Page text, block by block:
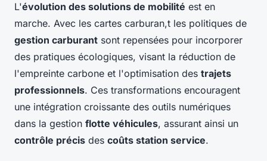
L'évolution des solutions de mobilité est en
marche. Avec les cartes carburan,t les politiques de
gestion carburant sont repensées pour incorporer
des pratiques écologiques, visant la réduction de
l'empreinte carbone et l'optimisation des trajets
professionnels. Ces transformations encouragent
une intégration croissante des outils numériques
dans la gestion flotte véhicules, assurant ainsi un
contrôle précis des coûts station service.